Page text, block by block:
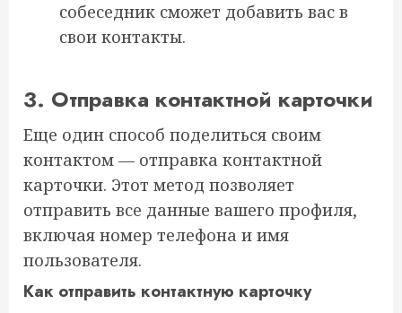
собеседник сможет добавить вас в
свои контакты.
3. Отправка контактной карточки
Еще один способ поделиться своим
контактом — отправка контактной
карточки. Этот метод позволяет
отправить все данные вашего профиля,
включая номер телефона и имя
пользователя.
Как отправить контактную карточку